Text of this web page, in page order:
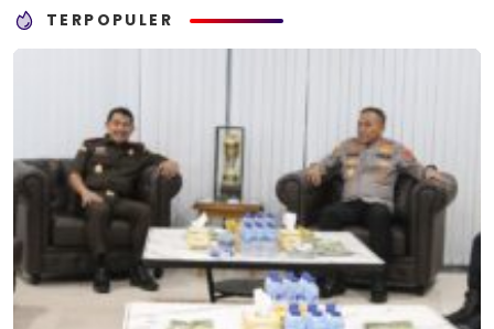
TERPOPULER